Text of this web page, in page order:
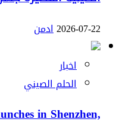
2026-07-22ادمن
اخبار
الحلم الصيني
in Shenzhen,